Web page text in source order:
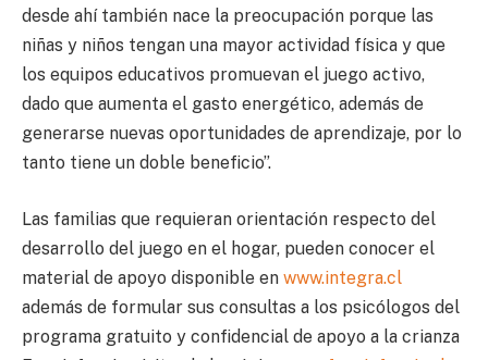
desde ahí también nace la preocupación porque las
niñas y niños tengan una mayor actividad física y que
los equipos educativos promuevan el juego activo,
dado que aumenta el gasto energético, además de
generarse nuevas oportunidades de aprendizaje, por lo
tanto tiene un doble beneficio”.
Las familias que requieran orientación respecto del
desarrollo del juego en el hogar, pueden conocer el
material de apoyo disponible en www.integra.cl
además de formular sus consultas a los psicólogos del
programa gratuito y confidencial de apoyo a la crianza